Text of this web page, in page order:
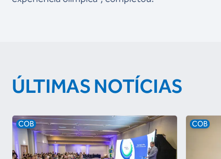
ÚLTIMAS NOTÍCIAS
COB COB